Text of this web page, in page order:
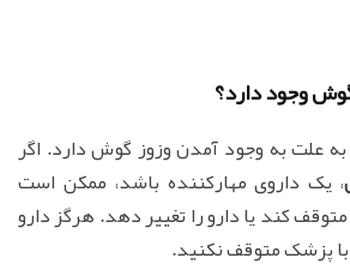
گوش وجود دارد؟
به علت به وجود آمدن وزوز گوش دارد. اگر
، یک داروی مهارکننده باشد، ممکن است
کند یا دارو را تغییر دهد. هرگز دارو
پزشک متوقف نکنید.